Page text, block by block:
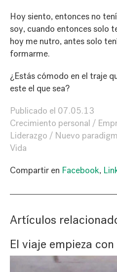
Hoy siento, entonces no
soy, cuando entonces solo
hoy me nutro, antes solo
formarme.
¿Estás cómodo en el traje
este el que sea?
Publicado el 07.05.13
Crecimiento personal
Liderazgo
Nuevo
Vida
Compartir en Facebook,
Artículos
El viaje empieza